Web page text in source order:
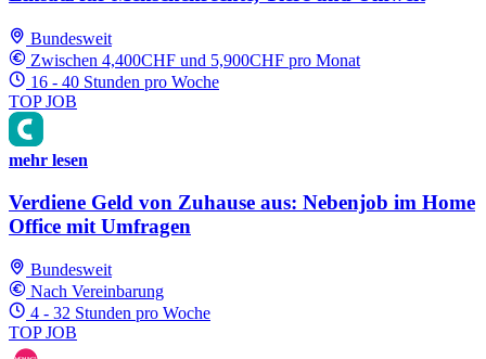
Bundesweit
Zwischen 4,400CHF und 5,900CHF pro Monat
16 - 40 Stunden pro Woche
TOP JOB
mehr lesen
Verdiene Geld von Zuhause aus: Nebenjob im Home
Office mit Umfragen
Bundesweit
Nach Vereinbarung
4 - 32 Stunden pro Woche
TOP JOB